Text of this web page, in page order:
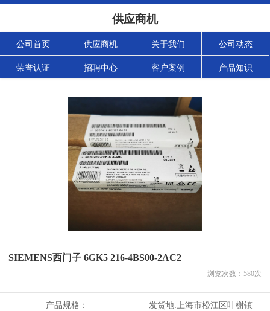
供应商机
公司首页 供应商机 关于我们 公司动态
荣誉认证 招聘中心 客户案例 产品知识
SIEMENS西门子 6GK5 216-4BS00-2AC2
浏览次数： 580次
产品规格： 发货地: 上海市松江区叶榭镇